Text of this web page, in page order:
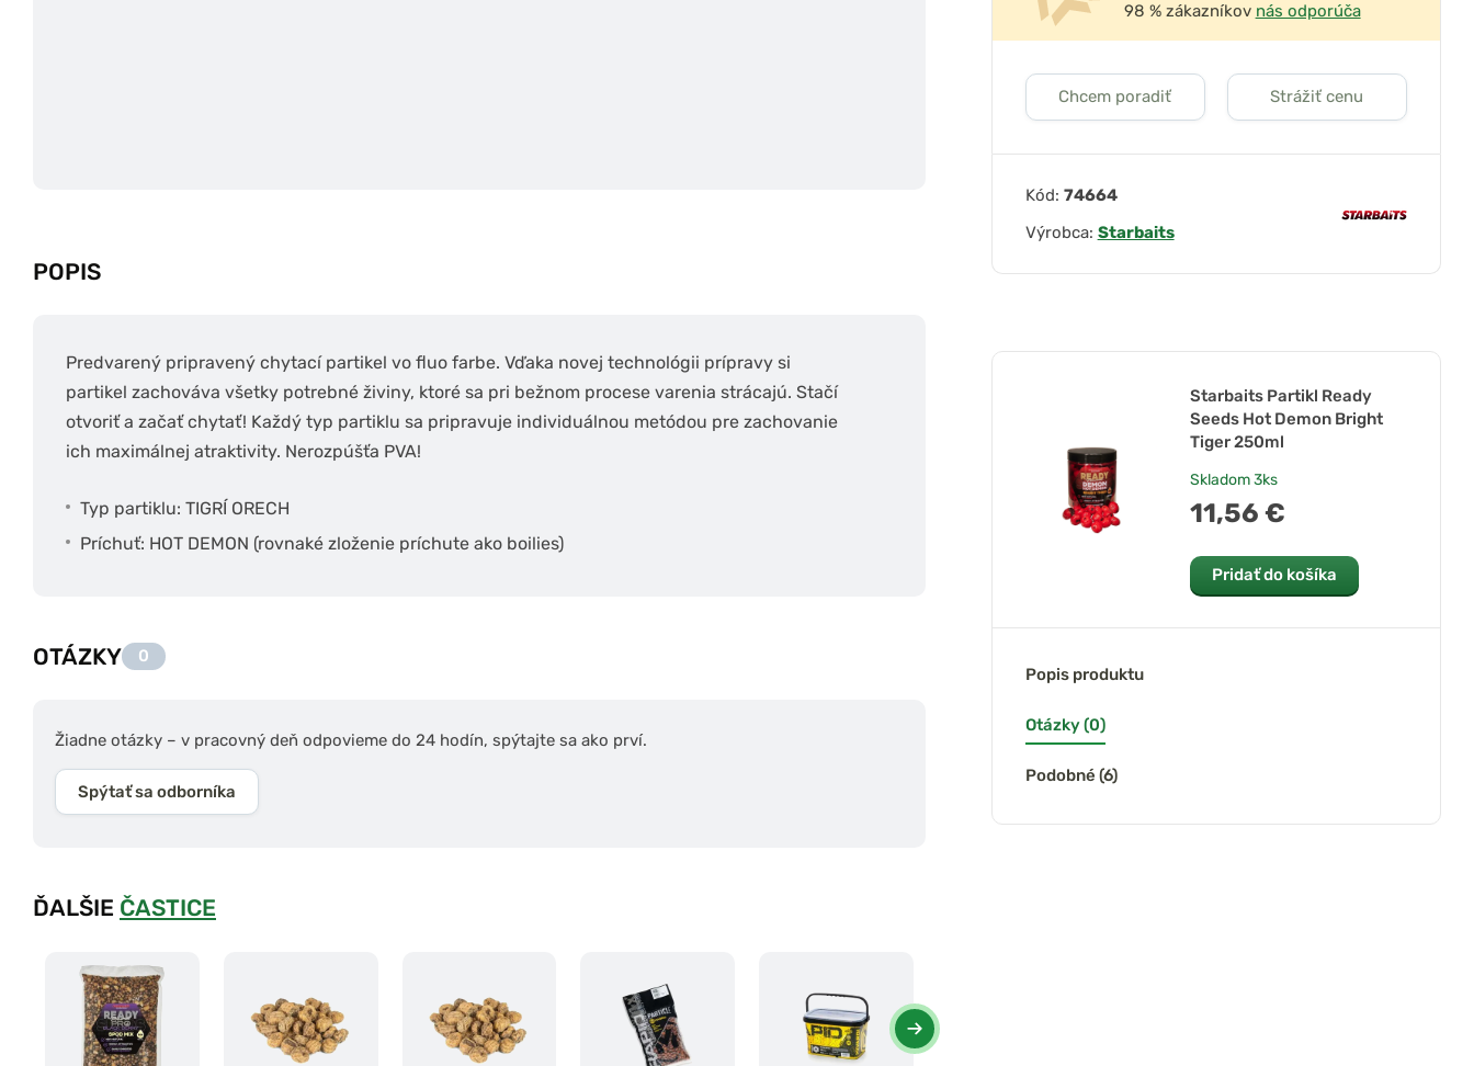
POPIS
Predvarený pripravený chytací partikel vo fluo farbe. Vďaka novej technológii prípravy si
partikel zachováva všetky potrebné živiny, ktoré sa pri bežnom procese varenia strácajú. Stačí
otvoriť a začať chytať! Každý typ partiklu sa pripravuje individuálnou metódou pre zachovanie
ich maximálnej atraktivity. Nerozpúšťa PVA!
Typ partiklu: TIGRÍ ORECH
Príchuť: HOT DEMON (rovnaké zloženie príchute ako boilies)
OTÁZKY 0
Žiadne otázky – v pracovný deň odpovieme do 24 hodín, spýtajte sa ako prví.
Spýtať sa odborníka
ĎALŠIE ČASTICE
98 % zákazníkov nás odporúča
Chcem poradiť Strážiť cenu
Kód: 74664
Výrobca: Starbaits
Starbaits Partikl Ready
Seeds Hot Demon Bright
Tiger 250ml
Skladom3ks
11,56 €
Pridať do košíka
Popis produktu
Otázky (0)
Podobné (6)